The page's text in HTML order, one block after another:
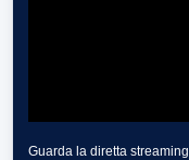
Guarda la diretta streaming